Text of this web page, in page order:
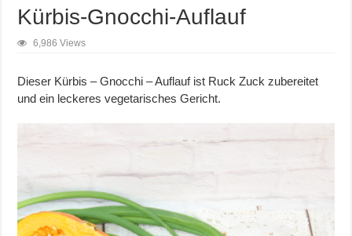
Kürbis-Gnocchi-Auflauf
6,986 Views
Dieser Kürbis – Gnocchi – Auflauf ist Ruck Zuck zubereitet
und ein leckeres vegetarisches Gericht.